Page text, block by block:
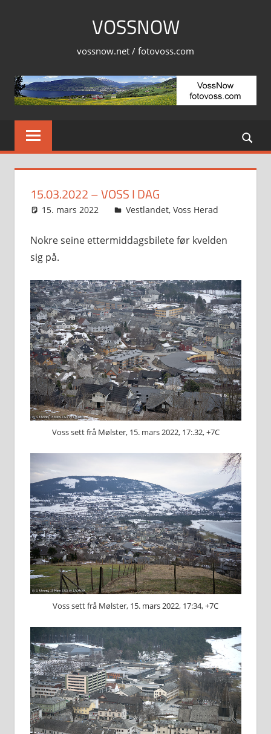
VOSSNOW
vossnow.net / fotovoss.com
15.03.2022 – VOSS I DAG
15. mars 2022 Svein
Vestlandet, Voss Herad
Nokre seine ettermiddagsbilete før kvelden
sig på.
Voss sett frå Mølster, 15. mars 2022, 17:.32, +7C
Voss sett frå Mølster, 15. mars 2022, 17:34, +7C